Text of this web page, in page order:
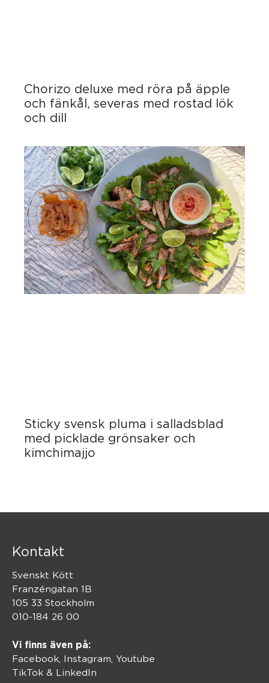
Chorizo deluxe med röra på äpple
och fänkål, severas med rostad lök
och dill
Sticky svensk pluma i salladsblad
med picklade grönsaker och
kimchimajjo
Kontakt
Svenskt Kött
Franzéngatan 1B
105 33 Stockholm
010-184 26 00
Vi finns även på:
Facebook, Instagram Youtube
TikTok & LinkedIn